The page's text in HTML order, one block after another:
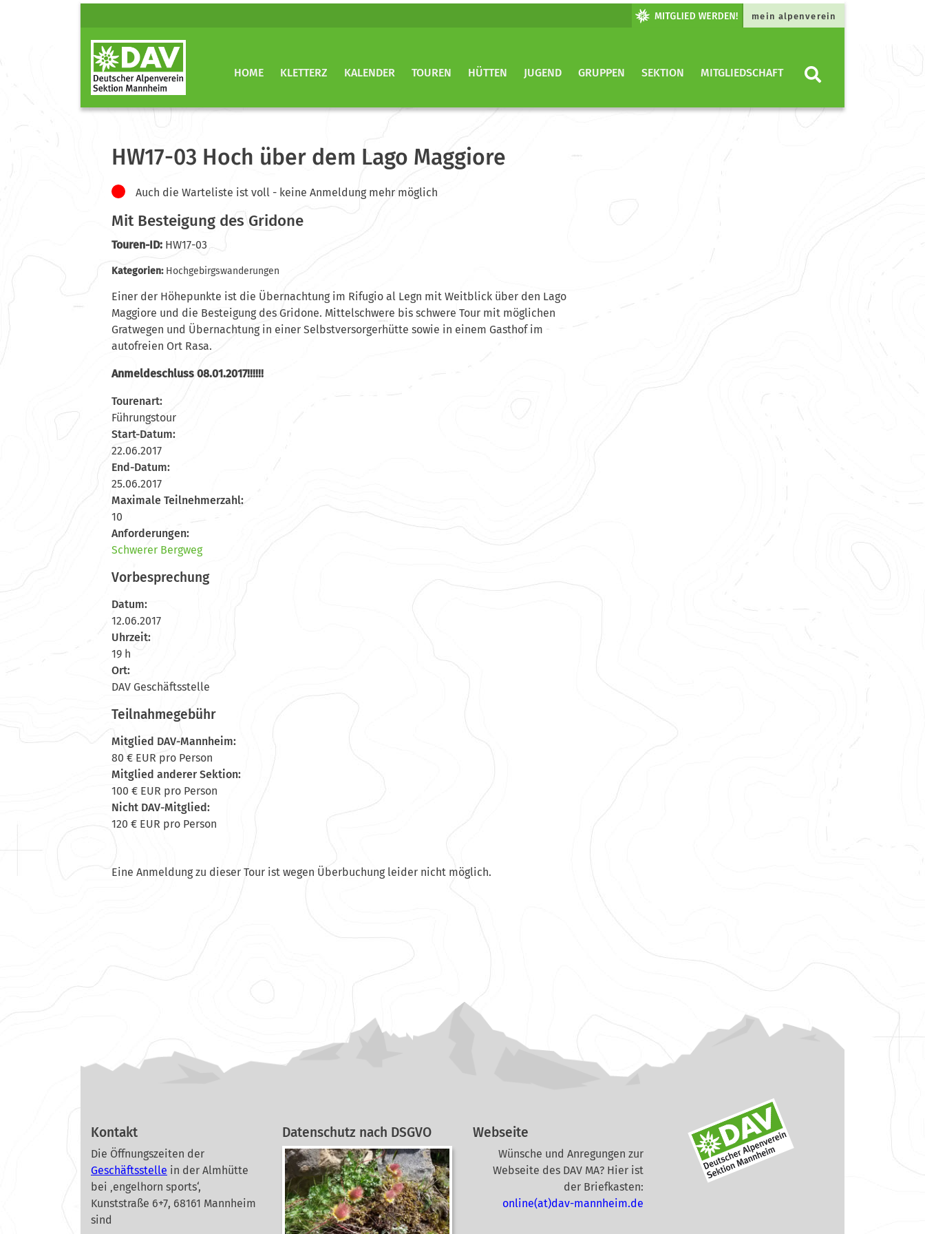
mein alpenverein
HOME KLETTERZ KALENDER TOUREN HÜTTEN JUGEND GRUPPEN SEKTION MITGLIEDSCHAFT
HW17-03 Hoch über dem Lago Maggiore
Auch die Warteliste ist voll - keine Anmeldung mehr möglich
Mit Besteigung des Gridone
Touren-ID: HW17-03
Kategorien: Hochgebirgswanderungen
Einer der Höhepunkte ist die Übernachtung im Rifugio al Legn mit Weitblick über den Lago
Maggiore und die Besteigung des Gridone. Mittelschwere bis schwere Tour mit möglichen
Gratwegen und Übernachtung in einer Selbstversorgerhütte sowie in einem Gasthof im
autofreien Ort Rasa.
Anmeldeschluss 08.01.2017!!!!!!
Tourenart:
Führungstour
Start-Datum:
22.06.2017
End-Datum:
25.06.2017
Maximale Teilnehmerzahl:
10
Anforderungen:
Schwerer Bergweg
Vorbesprechung
Datum:
12.06.2017
Uhrzeit:
19 h
Ort:
DAV Geschäftsstelle
Teilnahmegebühr
Mitglied DAV-Mannheim:
80 € EUR pro Person
Mitglied anderer Sektion:
100 € EUR pro Person
Nicht DAV-Mitglied:
120 € EUR pro Person
Eine Anmeldung zu dieser Tour ist wegen Überbuchung leider nicht möglich.
Kontakt
Die Öffnungszeiten der
Geschäftsstelle in der Almhütte
bei ‚engelhorn sports‘,
Kunststraße 6+7, 68161 Mannheim
sind
Datenschutz nach DSGVO Webseite
Wünsche und Anregungen zur
Webseite des DAV MA? Hier ist
der Briefkasten:
online(at)dav-mannheim.de